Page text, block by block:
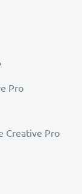
Pro
Creative Pro